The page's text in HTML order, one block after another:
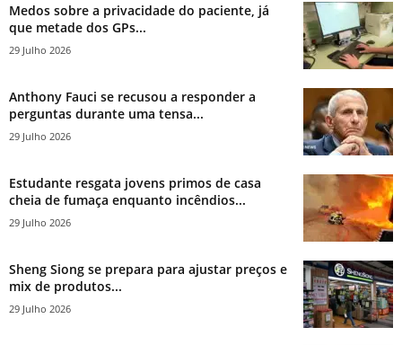
Medos sobre a privacidade do paciente, já
que metade dos GPs...
29 Julho 2026
Anthony Fauci se recusou a responder a
perguntas durante uma tensa...
29 Julho 2026
Estudante resgata jovens primos de casa
cheia de fumaça enquanto incêndios...
29 Julho 2026
Sheng Siong se prepara para ajustar preços e
mix de produtos...
29 Julho 2026